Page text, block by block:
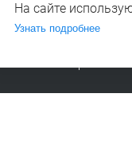
Сертифицированные
Теплоизоляция
На сайте
Узнать подробнее